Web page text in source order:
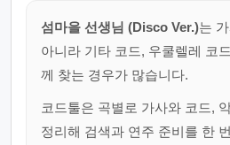
섬마을 선생님 (Disco Ver.)는
아니라 기타 코드, 우쿨렐레 코
께 찾는 경우가 많습니다.
코드툴은 곡별로 가사와 코드,
정리해 검색과 연주 준비를 한